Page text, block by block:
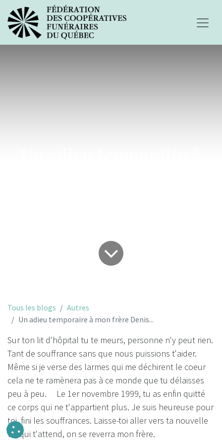
Tous les blogs
Autres
Un adieu temporaire à mon frère Denis...
Sur ton lit d'hôpital tu te meurs, personne n'y peut rien.
Tant de souffrance sans que nous puissions t'aider.
Même si je verse des larmes qui me déchirent le coeur
cela ne te ramènera pas à ce monde que tu délaisses
peu à peu. Le 1er novembre 1999, tu as enfin quitté
ce corps qui ne t'appartient plus. Je suis heureuse pour
toi, fini les souffrances. Laisse-toi aller vers ta nouvelle
vie qui t'attend, on se reverra mon frère.